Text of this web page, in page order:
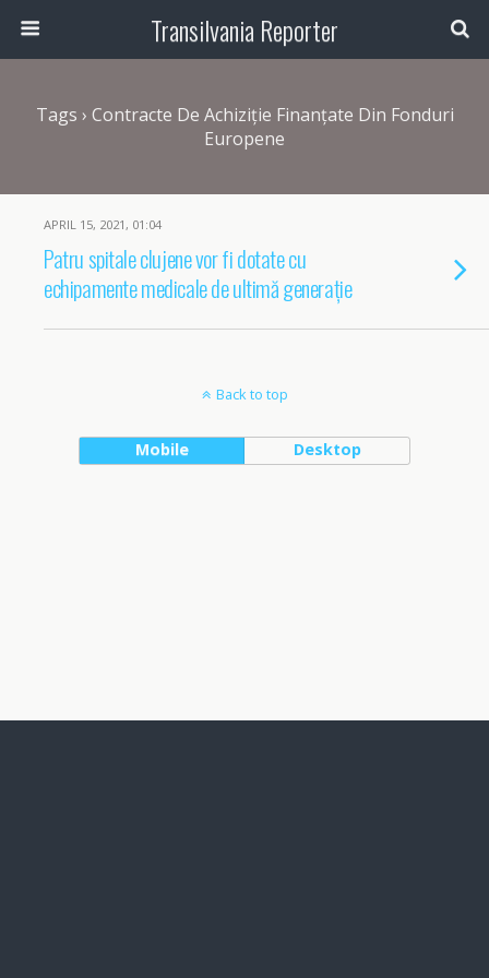
Transilvania Reporter
Tags › Contracte De Achiziție Finanțate Din Fonduri
Europene
APRIL 15, 2021, 01:04
Patru spitale clujene vor fi dotate cu
echipamente medicale de ultimă generație
Back to top
Mobile Desktop